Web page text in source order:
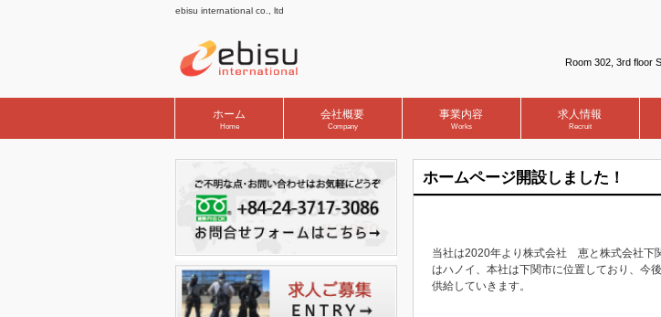
ebisu international co., ltd
Room 302, 3rd floor
ホーム
Home
会社概要
Company
事業内容
Works
求人情報
Recruit
ホームページ開設しました！
当社は2020年より株式会社 恵と株式会社下
はハノイ、本社は下関市に位置しており、今
供給していきます。